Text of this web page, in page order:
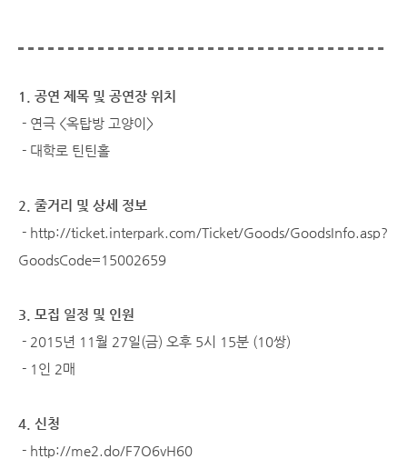
1. 공연 제목 및 공연장 위치
- 연극 <옥탑방 고양이>
- 대학로 틴틴홀
2. 줄거리 및 상세 정보
- http://ticket.interpark.com/Ticket/Goods/GoodsInfo.asp?
GoodsCode=15002659
3. 모집 일정 및 인원
- 2015년 11월 27일(금) 오후 5시 15분 (10쌍)
- 1인 2매
4. 신청
- http://me2.do/F7O6vH60